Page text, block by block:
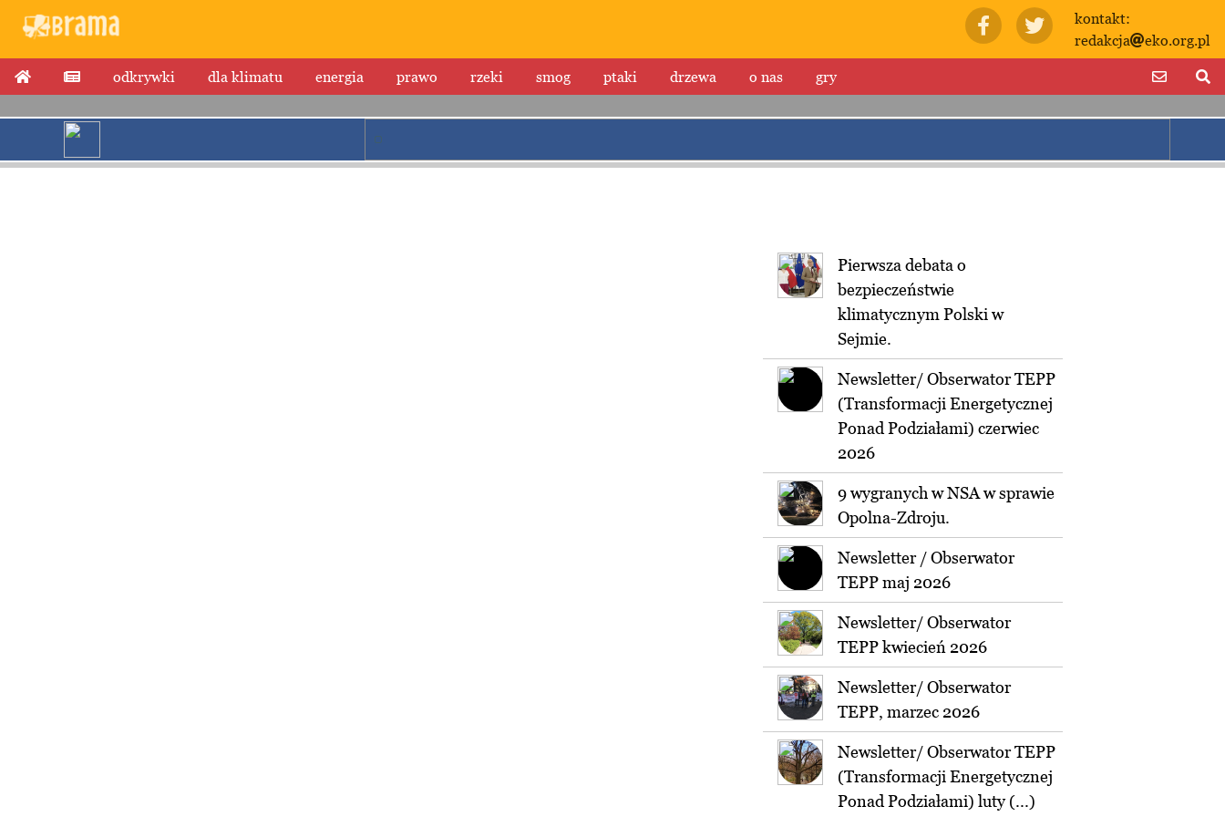
kontakt:
redakcja
eko.org.pl
odkrywki dla klimatu energia prawo rzeki smog ptaki drzewa o nas gry
Pierwsza debata o
bezpieczeństwie
klimatycznym Polski w
Sejmie.
Newsletter/ Obserwator TEPP
(Transformacji Energetycznej
Ponad Podziałami) czerwiec
2026
9 wygranych w NSA w sprawie
Opolna-Zdroju.
Newsletter / Obserwator
TEPP maj 2026
Newsletter/ Obserwator
TEPP kwiecień 2026
Newsletter/ Obserwator
TEPP, marzec 2026
Newsletter/ Obserwator TEPP
(Transformacji Energetycznej
Ponad Podziałami) luty (...)